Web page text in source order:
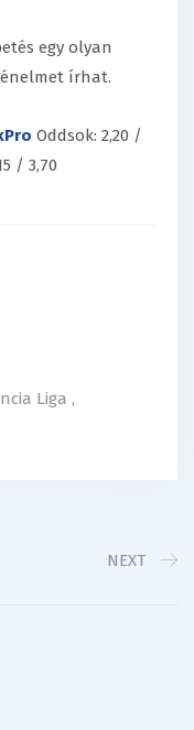
egy olyan
írhat.
Oddsok: 2,20 /
/ 3,70
Liga ,
NEXT